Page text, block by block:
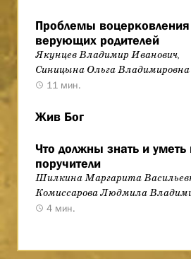
Проблемы воцерковления
верующих родителей
Якунцев Владимир Иванович,
Синицына Ольга Владимировна
11 мин.
Жив Бог
Что должны знать и уметь
поручители
Шилкина Маргарита
Комиссарова Людмила
4 мин.